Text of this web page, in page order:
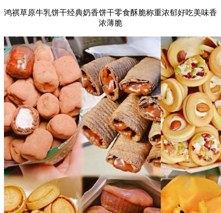
鸿祺草原牛乳饼干经典奶香饼干零食酥脆称重浓郁好吃美味香
浓薄脆